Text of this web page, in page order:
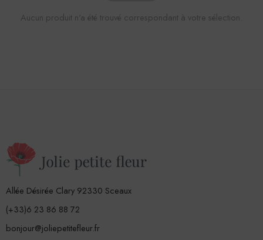
Aucun produit n'a été trouvé correspondant à votre sélection.
Allée Désirée Clary 92330 Sceaux
(+33)6 23 86 88 72
bonjour@joliepetitefleur.fr